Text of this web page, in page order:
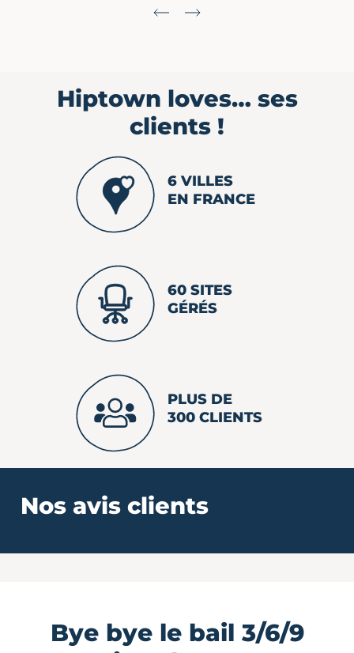
Hiptown loves… ses
clients !
6 VILLES
EN FRANCE
60 SITES
GÉRÉS
PLUS DE
300 CLIENTS
Nos avis clients
Bye bye le bail 3/6/9